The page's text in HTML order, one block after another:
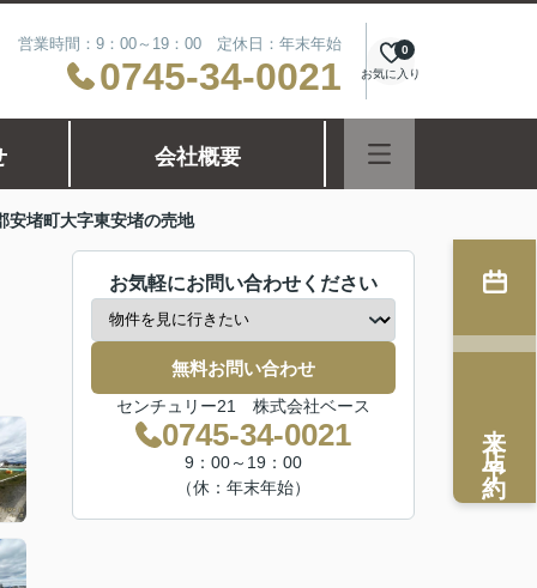
営業時間：9：00～19：00 定休日：年末年始
0745-34-0021 お気に入り
0
会社概要
安堵町大字東安堵の売地
お気軽にお問い合わせください
無料お問い合わせ
センチュリー21 株式会社ベース
0745-34-0021
9：00～19：00
（休：年末年始）
来店予約